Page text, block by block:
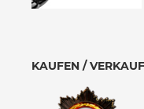
KAUFEN /